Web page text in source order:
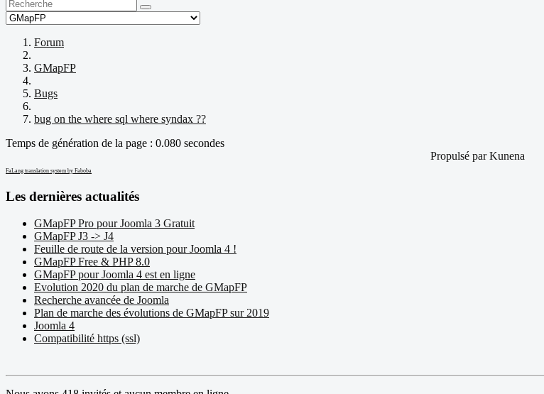
Forum
GMapFP
Bugs
bug on the where sql where syndax ??
Temps de génération de la page : 0.080 secondes
Propulsé parKunena
FaLang translation system by Faboba
Les dernières actualités
GMapFP Pro pour Joomla 3 Gratuit
GMapFP J3 -> J4
Feuille de route de la version pour Joomla 4 !
GMapFP Free & PHP 8.0
GMapFP pour Joomla 4 est en ligne
Evolution 2020 du plan de marche de GMapFP
Recherche avancée de Joomla
Plan de marche des évolutions de GMapFP sur 2019
Joomla 4
Compatibilité https (ssl)